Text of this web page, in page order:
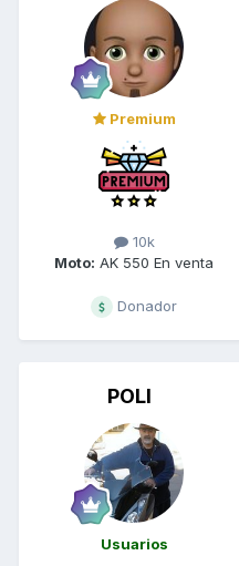
Premium
10k
Moto: AK 550 En venta
Donador
POLI
Usuarios